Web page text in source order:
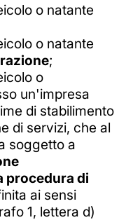
o natante
o natante
;
o
un'impresa
di stabilimento
di servizi, che al
soggetto a
procedura di
ai sensi
1, lettera d)